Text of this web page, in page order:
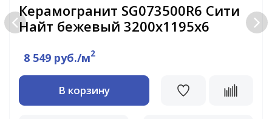
Керамогранит SG073500R6 Сити
Найт бежевый 3200х1195х6
8 549 руб./м2
В корзину